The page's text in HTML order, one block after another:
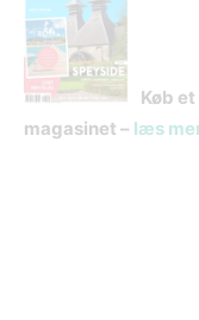
Køb
magasinet – læs